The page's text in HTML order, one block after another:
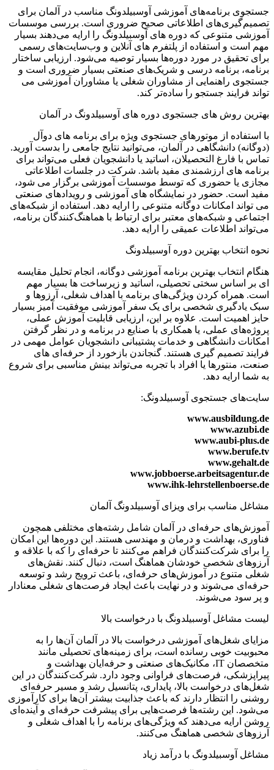
جستجوی برنامه‌های آموزشی آوسبیلدونگ مناسب در آلمان برای
تصمیم‌گیری‌های اطلاعاتی صحیح ضروری است. بررسی موسسات
آموزشی متنوعی که دوره های آوسبیلدونگ را ارایه می‌دهند بسیار
مهم است و استفاده از پلتفرم های آنلاین و وب‌سایت‌های رسمی
برای تحقیق در مورد دوره‌ها بسیار توصیه می‌شود. ارزیابی ساختار
برنامه، برنامه درسی و شریک‌های صنعتی بسیار ضروری است و
جستجوی راهنمایی از مشاوران شغلی یا مشاوران آموزشی می
تواند فرایند جستجو را ساده‌تر کند.
بهترین روش های جستجوی دوره های آوسبیلدونگ در آلمان
با استفاده از موتورهای جستجوی ویژه برای برنامه های دوآل
(دوگانه) دانشگاهی در آلمان، می‌توانید نتایج جامعی را بدست آورید.
تماس با فارغ التحصیلان، اساتید یا دانشجویان فعلی می‌تواند برای
برنامه های ارزشمندی مفید باشد. شرکت در جلسات اطلاعاتی
مجازی یا حضوری که توسط موسسات آموزشی برگزار می شود،
مفید است. حضور در نمایشگاه های آموزشی و رویدادهای صنعتی
می تواند امکانات دوگانه متنوعی را ارایه دهد. استفاده از شبکه‌های
اجتماعی و شبکه‌های معتبر برای ارتباط با هماهنگ‌کنندگان برنامه،
می‌تواند اطلاعات عمیقی را ارایه دهد.
نحوه انتخاب بهترین دوره آوسبیلدونگ
هنگام انتخاب بهترین برنامه آموزشی دوگانه، انجام تحلیل مقایسه
ای بر اساس سختی تحصیلی، اساتید و زیرساخت ها بسیار مهم
است. همراه کردن ویژگی‌های برنامه با اهداف شغلی، آرزوها و
سبک یادگیری شخصی برای یک سفر آموزشی موفقیت آمیز بسیار
حایز اهمیت است. علاوه بر این، ارزیابی قابلیت آموزش عملی،
پروژه‌های عملی، یا همکاری با صنایع در برنامه و در نظر گرفتن
امکانات دانشگاهی و خدمات پشتیبانی دانشجویان عوامل مهمی در
فرایند تصمیم گیری هستند. گنجاندن بازخورد از حرفه‌ای های
صنعت، منتورها یا افراد با تجربه می‌تواند بینش مناسبی برای شروع
به شما ارایه دهد.
سایت‌های جستجوی آوسبیلدونگ:
www.ausbildung.de
www.azubi.de
www.aubi-plus.de
www.berufe.tv
www.gehalt.de
www.jobboerse.arbeitsagentur.de
www.ihk-lehrstellenboerse.de
مشاغل مناسب برای ویزای آوسبیلدونگ آلمان
آموزش‌های حرفه‌ای در آلمان شامل رشته‌های مختلفی همچون
فناوری، بهداشت و درمان و مهندسی هستند. این دوره‌ها این امکان
را برای شرکت‌کنندگان فراهم می‌کنند تا حرفه‌ای را که با علاقه و
آرزوهای شخصی خودشان هماهنگ است، دنبال کنند. نقش‌های
شغلی متنوع در آموزش‌های حرفه‌ای، باعث ترویج رشد و توسعه
حرفه‌ای می‌شوند و در نهایت باعث ایجاد فرصت‌های شغلی معنادار
و پر سود می‌شوند.
لیست مشاغل آوسبیلدونگ با درخواست بالا
مزایای شغل‌های آموزشی درخواست بالا در آلمان آن‌ها را به
محبوبیت خوبی رسانده است، برای زمینه‌های تحصیلی مانند
متخصصان IT، مکانیک‌های صنعتی و حرفه‌ایان بهداشت و
پیراپزشکی، فرصت‌های فراوانی وجود دارد. شرکت‌کنندگان در این
شغل‌های درخواست بالا، پایداری، پتانسیل رشد و مسیر حرفه‌ای
روشنی را انتظار دارند که باعث جذابیت بیشتر آن‌ها برای کارآموزی
می‌شود. این رشته‌ها فرصت‌هایی برای پیشرفت حرفه‌ای و آینده‌ای
روشن ارایه می‌دهند که ویژگی‌های برنامه‌ را با اهداف شغلی و
آرزوهای شخصی هماهنگ می‌کنند.
مشاغل آوسبیلدونگ با درآمد زیاد